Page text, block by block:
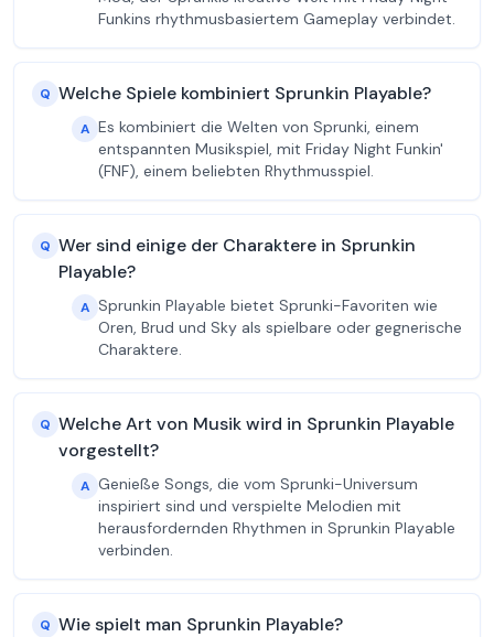
Funkins rhythmusbasiertem Gameplay verbindet.
Q Welche Spiele kombiniert Sprunkin Playable?
A Es kombiniert die Welten von Sprunki, einem
entspannten Musikspiel, mit Friday Night Funkin'
(FNF), einem beliebten Rhythmusspiel.
Q Wer sind einige der Charaktere in Sprunkin
Playable?
A Sprunkin Playable bietet Sprunki-Favoriten wie
Oren, Brud und Sky als spielbare oder gegnerische
Charaktere.
Q Welche Art von Musik wird in Sprunkin Playable
vorgestellt?
A Genieße Songs, die vom Sprunki-Universum
inspiriert sind und verspielte Melodien mit
herausfordernden Rhythmen in Sprunkin Playable
verbinden.
Q Wie spielt man Sprunkin Playable?